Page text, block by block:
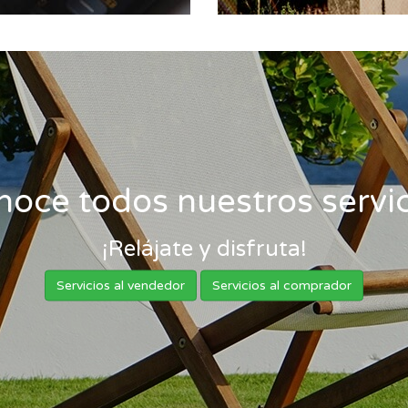
todos nuestros
¡Relájate y disfruta!
Servicios al vendedor Servicios al comprador